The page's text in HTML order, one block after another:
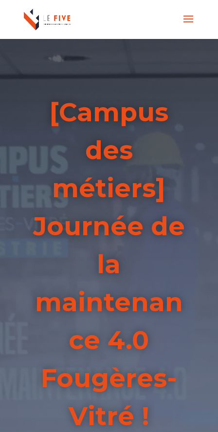
[Campus
des
métiers]
Journée de
la
maintenan
ce 4.0
Fougères-
Vitré !